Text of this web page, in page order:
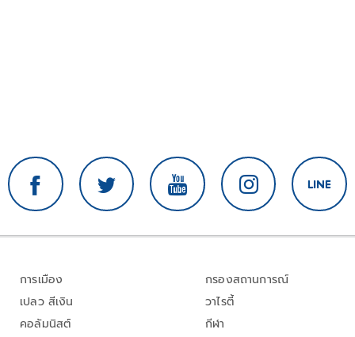
การเมือง
เปลว สีเงิน
คอลัมนิสต์
กรองสถานการณ์
วาไรตี้
กีฬา